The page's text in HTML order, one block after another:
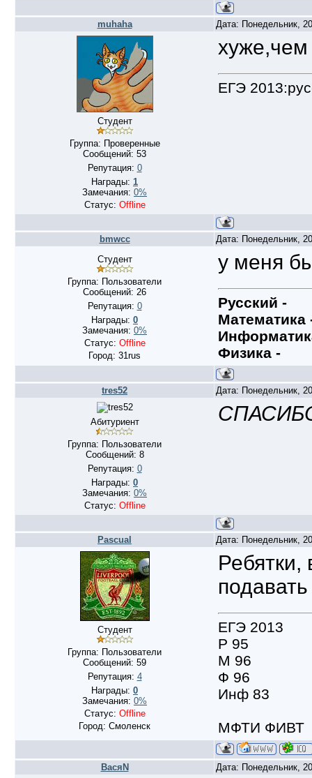
muhaha Дата: Понедельник,
Студент
Группа: Проверенные
Сообщений: 53
Репутация: 0
Награды: 1
Замечания: 0%
Статус: Offline
ЕГЭ
bmwcc
Дата: Понедельник,
Студент
Группа: Пользователи
Сообщений: 26
Репутация: 0
Награды: 0
Замечания: 0%
Статус: Offline
Город: 31rus
у меня
Русский -
Математика
Физика -
tres52 Дата: Понедельник,
Абитуриент
Группа: Пользователи
Сообщений: 8
Репутация: 0
Награды: 0
Замечания: 0%
Статус: Offline
Pascual Дата: Понедельник,
Студент
Группа: Пользователи
Сообщений: 59
Репутация: 4
Награды: 0
Замечания: 0%
Статус: Offline
Город: Смоленск
ЕГЭ 2013
Р 95
М 96
Ф 96
Инф 83
МФТИ ФИВТ
ВасяN
Дата: Понедельник,